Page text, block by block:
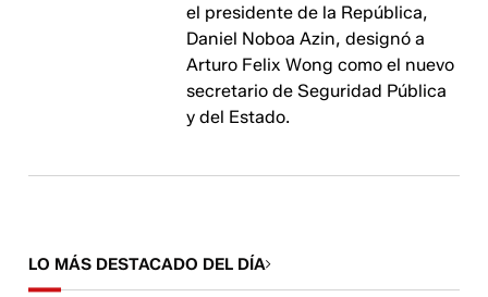
el presidente de la República,
Daniel Noboa Azin, designó a
Arturo Felix Wong como el nuevo
secretario de Seguridad Pública
y del Estado.
LO MÁS DESTACADO DEL DÍA